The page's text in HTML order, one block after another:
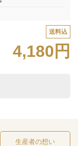
送料込
4,180円
生産者の想い